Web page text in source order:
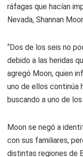
ráfagas que hacían
Nevada, Shannan
“Dos de los seis no
debido a las heridas
agregó Moon, quien
uno de ellos continúa
buscando a uno de
Moon se negó a
con sus familiares,
distintas regiones de